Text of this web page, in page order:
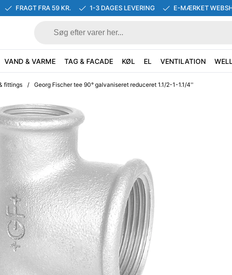
FRAGT FRA 59 KR. 1-3 DAGES LEVERING E-MÆRKET
VAND & VARME TAG & FACADE KØL EL VENTILATION
fittings / Georg Fischer tee 90° galvaniseret reduceret 1.1/2-1-1.1/4''